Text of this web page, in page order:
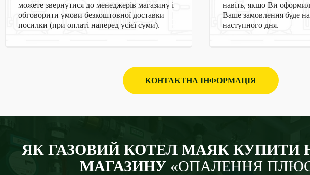
можете звернутися до менеджерів магазину і
обговорити умови безкоштовної доставки
посилки (при оплаті наперед усієї суми).
навіть, якщо Ви
Ваше замовлення буде
наступного дня.
КОНТАКТНА ІНФОРМАЦІЯ
ЯК ГАЗОВИЙ КОТЕЛ МАЯК КУПИТИ
МАГАЗИНУ «ОПАЛЕННЯ